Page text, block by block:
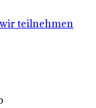
teilnehmen